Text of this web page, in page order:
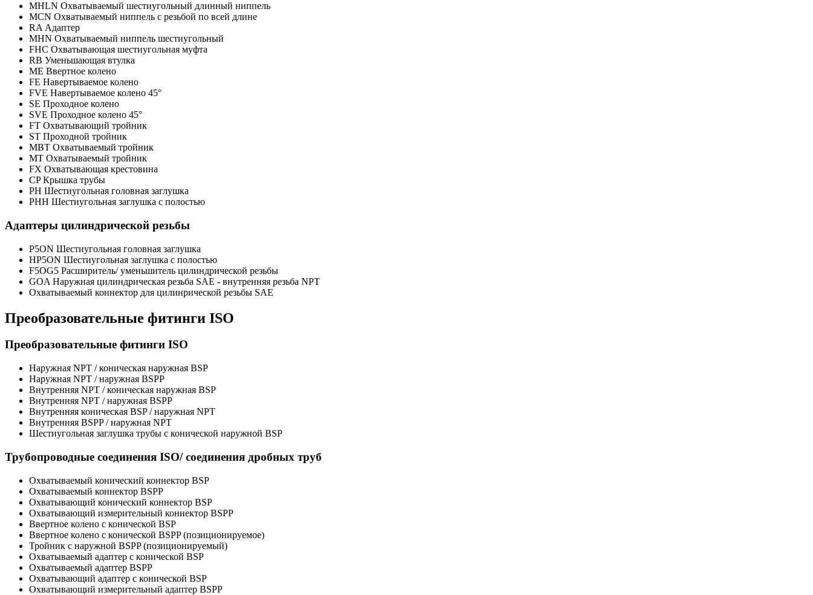
MHLN Охватываемый шестиугольный длинный ниппель
MCN Охватываемый ниппель с резьбой по всей длине
RA Адаптер
MHN Охватываемый ниппель шестиугольный
FHC Охватывающая шестиугольная муфта
RB Уменьшающая втулка
ME Ввертное колено
FE Навертываемое колено
FVE Навертываемое колено 45°
SE Проходное колено
SVE Проходное колено 45°
FT Охватывающий тройник
ST Проходной тройник
MBT Охватываемый тройник
MT Охватываемый тройник
FX Охватывающая крестовина
CP Крышка трубы
PH Шестиугольная головная заглушка
PHH Шестиугольная заглушка с полостью
Адаптеры цилиндрической резьбы
P5ON Шестиугольная головная заглушка
HP5ON Шестиугольная заглушка с полостью
F5OG5 Расширитель/ уменьшитель цилиндрической резьбы
GOA Наружная цилиндрическая резьба SAE - внутренняя резьба NPT
Охватываемый коннектор для цилинрической резьбы SAE
Преобразовательные фитинги ISO
Преобразовательные фитинги ISO
Наружная NPT / коническая наружная BSP
Наружная NPT / наружная BSPP
Внутренняя NPT / коническая наружная BSP
Внутренняя NPT / наружная BSPP
Внутренняя коническая BSP / наружная NPT
Внутренняя BSPP / наружная NPT
Шестиугольная заглушка трубы с конической наружной BSP
Трубопроводные соединения ISO/ соединения дробных труб
Охватываемый конический коннектор BSP
Охватываемый коннектор BSPP
Охватывающий конический коннектор BSP
Охватывающий измерительный коннектор BSPP
Ввертное колено с конической BSP
Ввертное колено с конической BSPP (позиционируемое)
Тройник с наружной BSPP (позиционируемый)
Охватываемый адаптер с конической BSP
Охватываемый адаптер BSPP
Охватывающий адаптер с конической BSP
Охватывающий измерительный адаптер BSPP